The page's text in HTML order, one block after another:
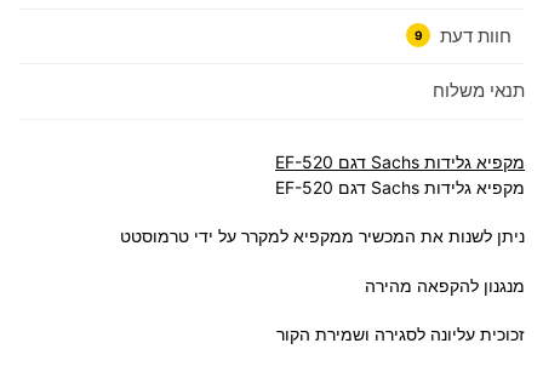
חוות דעת 9
תנאי משלוח
מקפיא גלידות Sachs דגם EF-520
מקפיא גלידות Sachs דגם EF-520
ניתן לשנות את המכשיר ממקפיא למקרר על ידי טרמוסטט
מנגנון להקפאה מהירה
זכוכית עליונה לסגירה ושמירת הקור